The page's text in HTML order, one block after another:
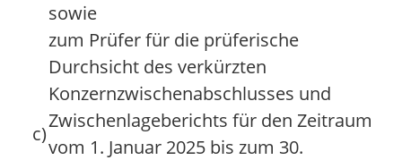
sowie
c)
zum Prüfer für die prüferische
Durchsicht des verkürzten
Konzernzwischenabschlusses und
Zwischenlageberichts für den Zeitraum
vom 1. Januar 2025 bis zum 30.